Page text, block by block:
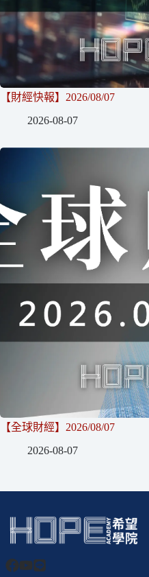
【財經快報】2026/08/07
2026-08-07
【全球財經】2026/08/07
2026-08-07